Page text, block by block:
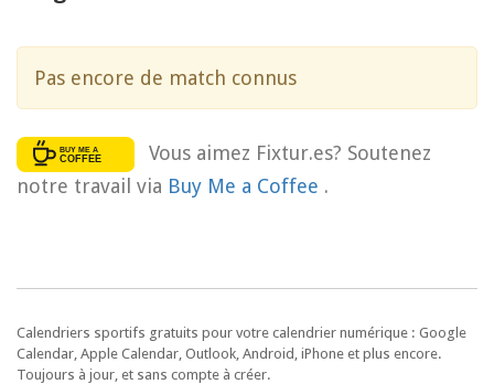
Pas encore de match connus
Vous aimez Fixtur.es? Soutenez
notre travail via Buy Me a Coffee .
Calendriers sportifs gratuits pour votre calendrier numérique : Google
Calendar, Apple Calendar, Outlook, Android, iPhone et plus encore.
Toujours à jour, et sans compte à créer.